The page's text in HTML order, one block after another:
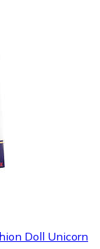
Doll Unicorn